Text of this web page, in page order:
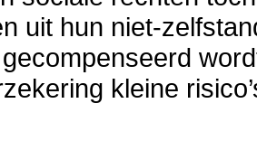
uit hun niet-
kleine